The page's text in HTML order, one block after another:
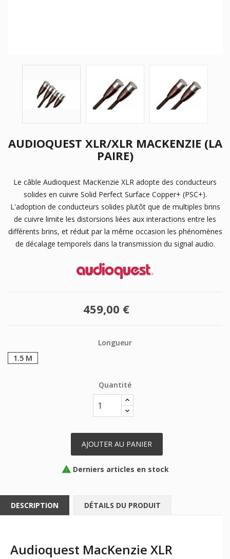
AUDIOQUEST XLR/XLR MACKENZIE (LA
PAIRE)
Le câble Audioquest MacKenzie XLR adopte des conducteurs
solides en cuivre Solid Perfect Surface Copper+ (PSC+).
L'adoption de conducteurs solides plutôt que de multiples brins
de cuivre limite les distorsions liées aux interactions entre les
différents brins, et réduit par la même occasion les phénomènes
de décalage temporels dans la transmission du signal audio.
459,00 €
Longueur
1.5 M
Quantité
AJOUTER AU PANIER
 Derniers articles en stock
DESCRIPTION DÉTAILS DU PRODUIT
Audioquest MacKenzie XLR